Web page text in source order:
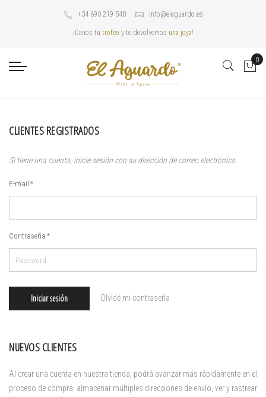
+34 690 219 548 info@elaguardo.es
¡Danos tu trofeo y te devolvemos una joya!
0
CLIENTES REGISTRADOS
Si tiene una cuenta, inicie sesión con su dirección de correo electrónico.
E-mail *
Contraseña *
Iniciar sesión Olvidé mi contraseña
NUEVOS CLIENTES
Al crear una cuenta en nuestra tienda, podrá avanzar más rápidamente en el
proceso de compra, almacenar múltiples direcciones de envío, ver y rastrear